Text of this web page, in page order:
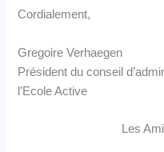
Cordialement,
Gregoire Verhaegen
Président du conseil
l’Ecole Active
Les